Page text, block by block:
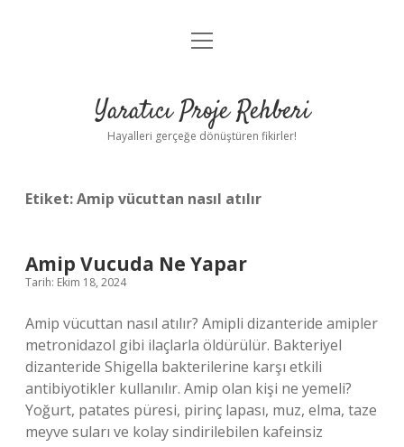
Anasayfa
Yasal Uyarı
menüyü
Yaratıcı Proje Rehberi
Hayalleri gerçeğe dönüştüren fikirler!
Etiket:Amip vücuttan nasıl atılır
Amip Vucuda Ne Yapar
Tarih: Ekim 18, 2024
Amip vücuttan nasıl atılır? Amipli dizanteride amipler
metronidazol gibi ilaçlarla öldürülür. Bakteriyel
dizanteride Shigella bakterilerine karşı etkili
antibiyotikler kullanılır. Amip olan kişi ne yemeli?
Yoğurt, patates püresi, pirinç lapası, muz, elma, taze
meyve suları ve kolay sindirilebilen kafeinsiz